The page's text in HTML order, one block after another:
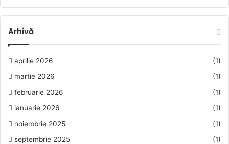
Arhivă
aprilie 2026
(1)
martie 2026
(1)
februarie 2026
(1)
ianuarie 2026
(1)
noiembrie 2025
(1)
septembrie 2025
(1)